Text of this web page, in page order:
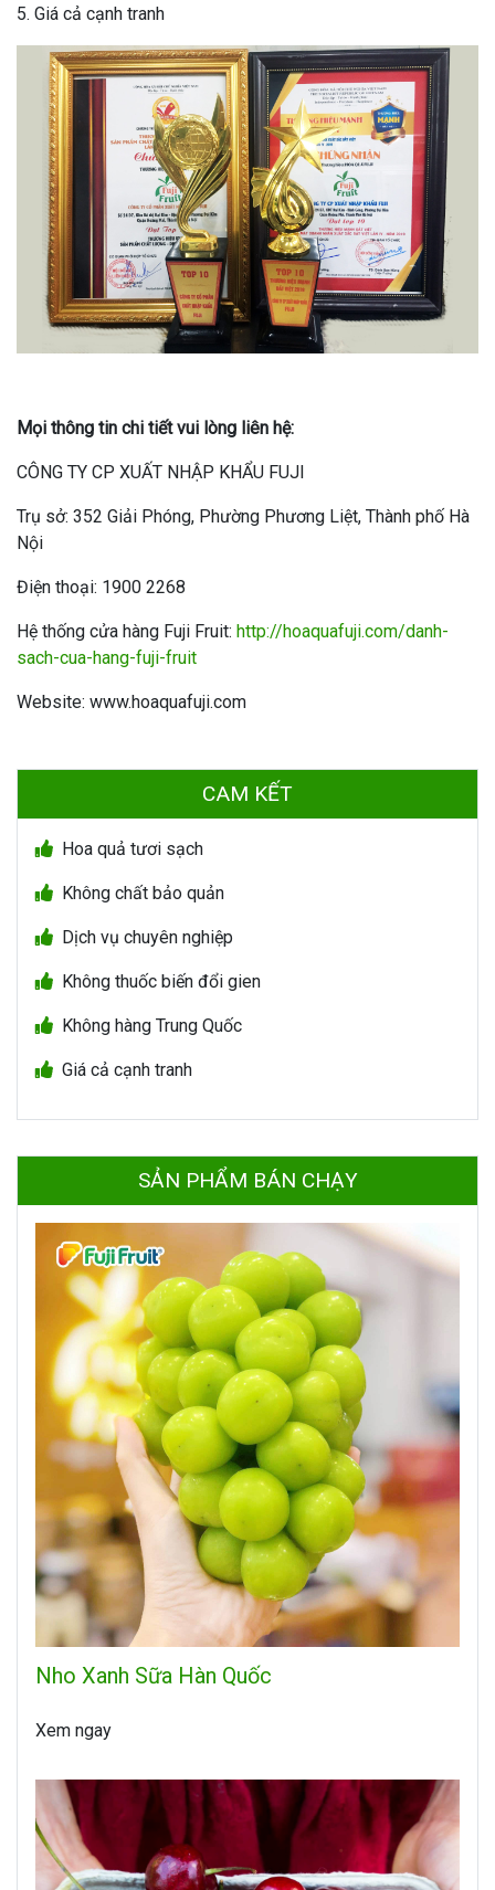
5. Giá cả cạnh tranh
Mọi thông tin chi tiết vui lòng liên hệ:
CÔNG TY CP XUẤT NHẬP KHẨU FUJI
Trụ sở: 352 Giải Phóng, Phường Phương Liệt, Thành phố Hà
Nội
Điện thoại: 1900 2268
Hệ thống cửa hàng Fuji Fruit: http://hoaquafuji.com/danh-
sach-cua-hang-fuji-fruit
Website: www.hoaquafuji.com
CAM KẾT
Hoa quả tươi sạch
Không chất bảo quản
Dịch vụ chuyên nghiệp
Không thuốc biến đổi gien
Không hàng Trung Quốc
Giá cả cạnh tranh
SẢN PHẨM BÁN CHẠY
Nho Xanh Sữa Hàn Quốc
Xem ngay